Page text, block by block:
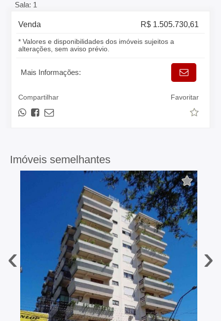
Sala: 1
Venda R$ 1.505.730,61
* Valores e disponibilidades dos imóveis sujeitos a
alterações, sem aviso prévio.
Mais Informações:
Compartilhar Favoritar
Imóveis semelhantes
‹ ›